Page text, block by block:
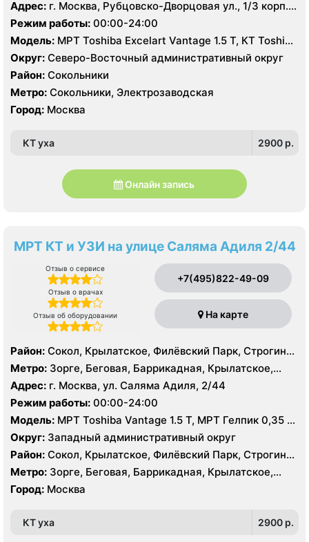
Адрес: г. Москва, Рубцовско-Дворцовая ул., 1/3 корп.
2А
Режим работы: 00:00-24:00
Модель: МРТ Toshiba Excelart Vantage 1.5 Т, КТ Toshiba
Aquilion 64 среза, УЗИ
Округ: Северо-Восточный административный округ
Район: Сокольники
Метро: Сокольники, Электрозаводская
Город: Москва
КТ уха 2900 p.
Онлайн запись
МРТ КТ и УЗИ на улице Саляма Адиля 2/44
Отзыв о сервисе
Отзыв о врачах
Отзыв об оборудовании
+7(495)822-49-09
На карте
Район: Сокол, Крылатское, Филёвский Парк, Строгино,
Хорошёво-Мнёвники, Щукино
Метро: Зорге, Беговая, Баррикадная, Крылатское,
Октябрьское поле, Панфиловская, Сокол, Строгино,
Улица 1905 года, Хорошево, Хорошевская, ЦСКА,
Шелепиха, Щукинская, Мнёвники, Народное
Ополчение
Адрес: г. Москва, ул. Саляма Адиля, 2/44
Режим работы: 00:00-24:00
Модель: МРТ Toshiba Vantage 1.5 Т, МРТ Гелпик 0,35 Т
(для суставов), КТ Toshiba Aquilion Prime 160 срезов,
КТ GE Brightspeed 16 срезов, УЗИ Toshiba Aplio 500,
Siemens Acuson SC2000
Округ: Западный административный округ
Район: Сокол, Крылатское, Филёвский Парк, Строгино,
Хорошёво-Мнёвники, Щукино
Метро: Зорге, Беговая, Баррикадная, Крылатское,
Октябрьское поле, Панфиловская, Сокол, Строгино,
Улица 1905 года, Хорошево, Хорошевская, ЦСКА,
Ополчение
Город: Москва
КТ уха 2900 p.